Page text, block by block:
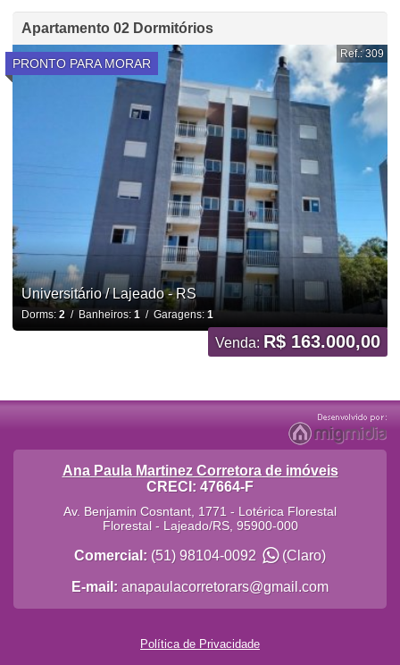
Apartamento 02 Dormitórios
PRONTO PARA MORAR
Ref.: 309
Universitário / Lajeado - RS
Dorms: 2/ Banheiros: 1 / Garagens: 1
Venda: R$ 163.000,00
Ana Paula Martinez Corretora de imóveis
CRECI: 47664-F
Av. Benjamin Cosntant, 1771 - Lotérica Florestal
Florestal- Lajeado/RS, 95900-000
Comercial: (51) 98104-0092 (Claro)
E-mail: anapaulacorretorars@gmail.com
Política de Privacidade